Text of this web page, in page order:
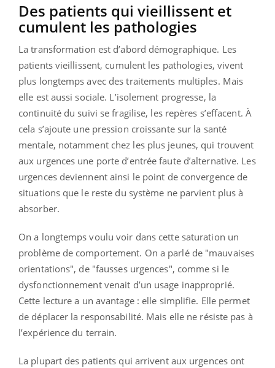
Des patients qui vieillissent et
cumulent les pathologies
La transformation est d’abord démographique. Les
patients vieillissent, cumulent les pathologies, vivent
plus longtemps avec des traitements multiples. Mais
elle est aussi sociale. L’isolement progresse, la
continuité du suivi se fragilise, les repères s’effacent. À
cela s’ajoute une pression croissante sur la santé
mentale, notamment chez les plus jeunes, qui trouvent
aux urgences une porte d’entrée faute d’alternative. Les
urgences deviennent ainsi le point de convergence de
situations que le reste du système ne parvient plus à
absorber.
On a longtemps voulu voir dans cette saturation un
problème de comportement. On a parlé de "mauvaises
orientations", de "fausses urgences", comme si le
dysfonctionnement venait d’un usage inapproprié.
Cette lecture a un avantage : elle simplifie. Elle permet
de déplacer la responsabilité. Mais elle ne résiste pas à
l’expérience du terrain.
La plupart des patients qui arrivent aux urgences ont